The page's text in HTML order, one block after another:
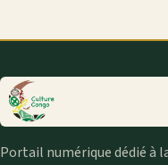
Portail numérique dédié à